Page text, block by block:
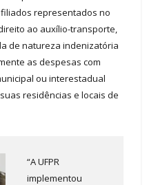
representados no
ao auxílio-transporte,
de natureza indenizatória
as despesas com
ou interestadual
residências e locais de
“A UFPR
implementou